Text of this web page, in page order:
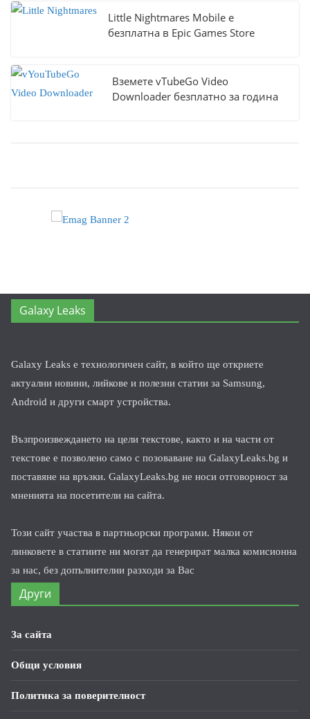
Little Nightmares Mobile е
безплатна в Epic Games Store
Вземете vTubeGo Video
Downloader безплатно за година
Galaxy Leaks
Galaxy Leaks е технологичен сайт, в който ще откриете
актуални новини, лийкове и полезни статии за Samsung,
Android и други смарт устройства.
Възпроизвеждането на цели текстове, както и на части от
текстове е позволено само с позоваване на GalaxyLeaks.bg и
поставяне на връзки. GalaxyLeaks.bg не носи отговорност за
мненията на посетители на сайта.
Този сайт участва в партньорски програми. Някои от
линковете в статиите ни могат да генерират малка комисионна
за нас, без допълнителни разходи за Вас
Други
За сайта
Общи условия
Политика за поверителност